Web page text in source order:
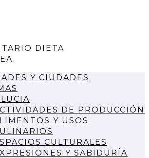
DIETA
Y CIUDADES
DE PRODUCCIÓN
Y USOS
CULTURALES
Y SABIDURÍA